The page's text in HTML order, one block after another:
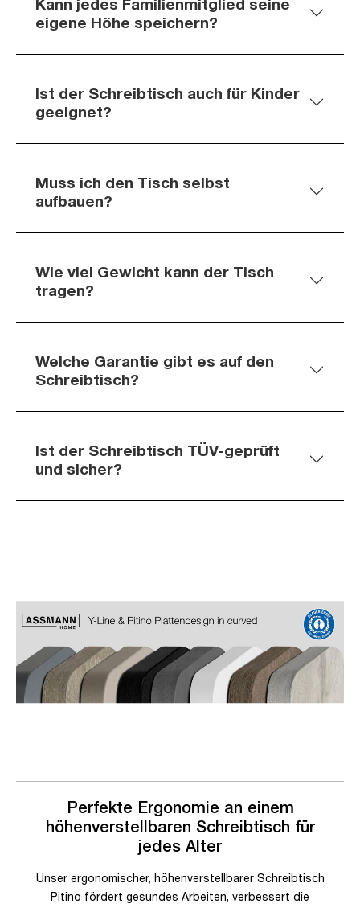
eigene Höhe speichern?
Ist der Schreibtisch auch für Kinder
geeignet?
Muss ich den Tisch selbst
aufbauen?
Wie viel Gewicht kann der Tisch
tragen?
Welche Garantie gibt es auf den
Schreibtisch?
Ist der Schreibtisch TÜV-geprüft
und sicher?
Perfekte Ergonomie an einem
höhenverstellbaren Schreibtisch für
jedes Alter
Unser ergonomischer, höhenverstellbarer Schreibtisch
Pitino fördert gesundes Arbeiten, verbessert die